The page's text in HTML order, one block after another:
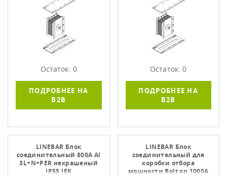
Остаток: 0
ПОДРОБНЕЕ НА
B2B
Остаток: 0
ПОДРОБНЕЕ НА
B2B
LINEBAR Блок
соединительный 800А Al
3L+N+PER некрашеный
IP55 IEK
LINEBAR Блок
соединительный для
коробки отбора
мощности Bolt on 1000А